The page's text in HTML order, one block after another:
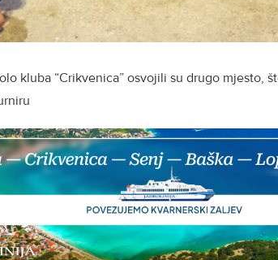
kluba “Crikvenica” osvojili su drugo mjesto,